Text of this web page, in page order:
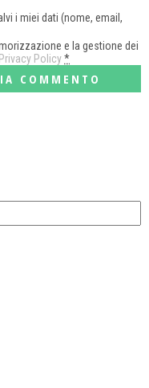
i miei dati (nome, email,
e la gestione dei
Privacy Policy*